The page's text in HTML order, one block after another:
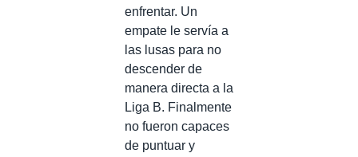
enfrentar. Un
empate le servía a
las lusas para no
descender de
manera directa a la
Liga B. Finalmente
no fueron capaces
de puntuar y